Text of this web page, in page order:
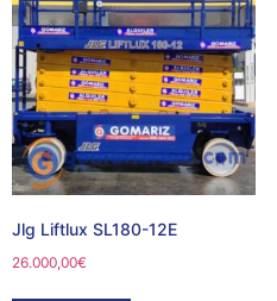
Jlg Liftlux SL180-12E
26.000,00€